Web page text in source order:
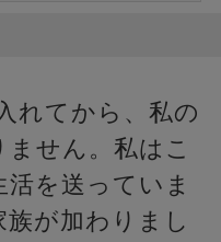
れてから、私の
せん。私はこ
を送っていま
が加わりまし